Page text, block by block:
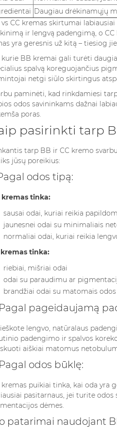
Daugiau drėkinamųjų
vs CC kremas skirtumai
ir lengvą padengimą, o
yra geresnis už kitą – tiesiog
kurie BB kremai gali turėti
spalvą koreguojančius
netgi siūlo skirtingus
paminėti, kad rinkdamiesi
odos savininkams dažnai
poras.
pasirinkti tarp
tarp BB ir CC kremo
jūsų poreikius:
odos tipą:
kremas tinka:
sausai odai, kuriai reikia
jaunesnei odai su minimaliais
normaliai odai, kuriai reikia
kremas tinka:
riebiai, mišriai odai
odai su paraudimu ar
brandžiai odai su matomais
pageidaujamą
lengvo, natūralaus
padengimo ir spalvos
aiškiai matomus
odos būklę:
kremas puikiai tinka, kai oda yra
pasitarnaus, jei turite
dėmes.
patarimai naudojant